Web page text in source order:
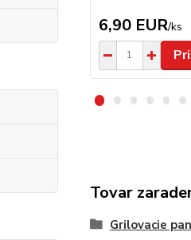
6,90 EUR/ks
Tovar
Grilovacie